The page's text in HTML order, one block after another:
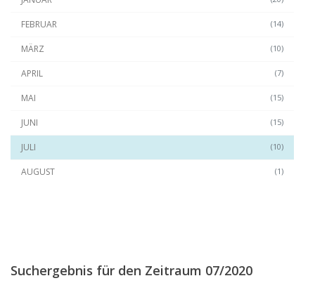
(14)
FEBRUAR
(10)
MÄRZ
(7)
APRIL
(15)
MAI
(15)
JUNI
(10)
JULI
(1)
AUGUST
DEZEMBER
Suchergebnis für den Zeitraum 07/2020